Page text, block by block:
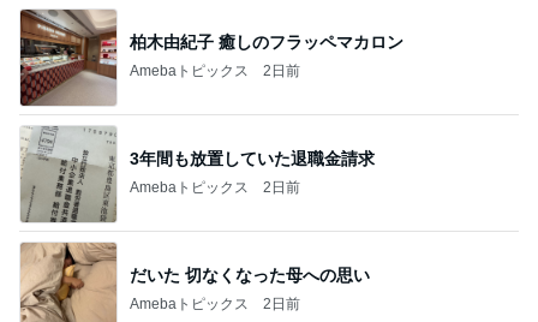
柏木由紀子 癒しのフラッペマカロン
Amebaトピックス 2日前
3年間も放置していた退職金請求
Amebaトピックス 2日前
だいた 切なくなった母への思い
Amebaトピックス 2日前